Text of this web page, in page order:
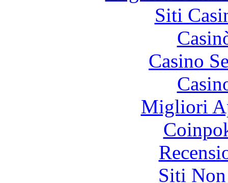
Siti
Casino
Migliori
Siti